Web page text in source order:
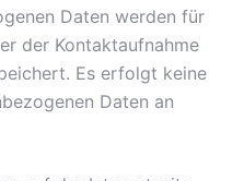
Daten werden für
der Kontaktaufnahme
Es erfolgt keine
Daten an